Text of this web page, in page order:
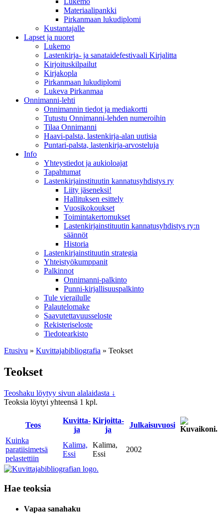
Materiaalipankki
Pirkanmaan lukudiplomi
Kustantajalle
Lapset ja nuoret
Lukemo
Lastenkirja- ja sanataidefestivaali Kirjalitta
Kirjoituskilpailut
Kirjakopla
Pirkanmaan lukudiplomi
Lukeva Pirkanmaa
Onnimanni-lehti
Onnimannin tiedot ja mediakortti
Tutustu Onnimanni-lehden numeroihin
Tilaa Onnimanni
Haavi-palsta, lastenkirja-alan uutisia
Puntari-palsta, lastenkirja-arvosteluja
Info
Yhteystiedot ja aukioloajat
Tapahtumat
Lastenkirjainstituutin kannatusyhdistys ry
Liity jäseneksi!
Hallituksen esittely
Vuosikokoukset
Toimintakertomukset
Lastenkirjainstituutin kannatusyhdistys ry:n
säännöt
Historia
Lastenkirjainstituutin strategia
Yhteistyökumppanit
Palkinnot
Onnimanni-palkinto
Punni-kirjallisuuspalkinto
Tule vierailulle
Palautelomake
Saavutettavuusseloste
Rekisteriseloste
Tiedotearkisto
Etusivu » Kuvittaja­bibliografia » Teokset
Teokset
Teoshaku löytyy sivun alalaidasta ↓
Teoksia löytyi yhteensä 1 kpl.
Teos
Kuvitta­
ja
Kirjoitta­
ja
Julkaisu­vuosi
Kuinka
paratiisimetsä
pelastettiin
Kalima,
Essi
Kalima,
Essi
2002
Hae teoksia
Vapaa sanahaku